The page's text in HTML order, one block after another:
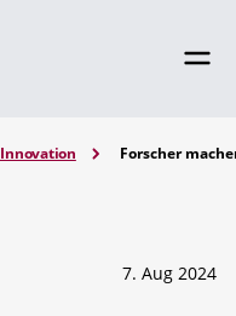
Forscher
7. Aug 2024